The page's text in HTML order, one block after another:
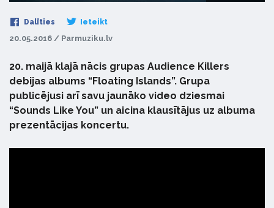
Dalīties Ieteikt
20.05.2016 / Parmuziku.lv
20. maijā klajā nācis grupas Audience Killers
debijas albums “Floating Islands”. Grupa
publicējusi arī savu jaunāko video dziesmai
“Sounds Like You” un aicina klausītājus uz albuma
prezentācijas koncertu.